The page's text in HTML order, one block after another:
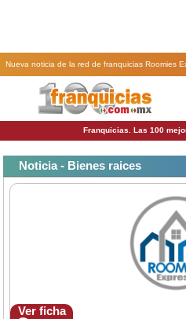
Nueva noticia de la red de franquicias Roomies
franquicia Roomies? Te
Franquicias. Las 100
Noticia - Bienes raices
Ver ficha